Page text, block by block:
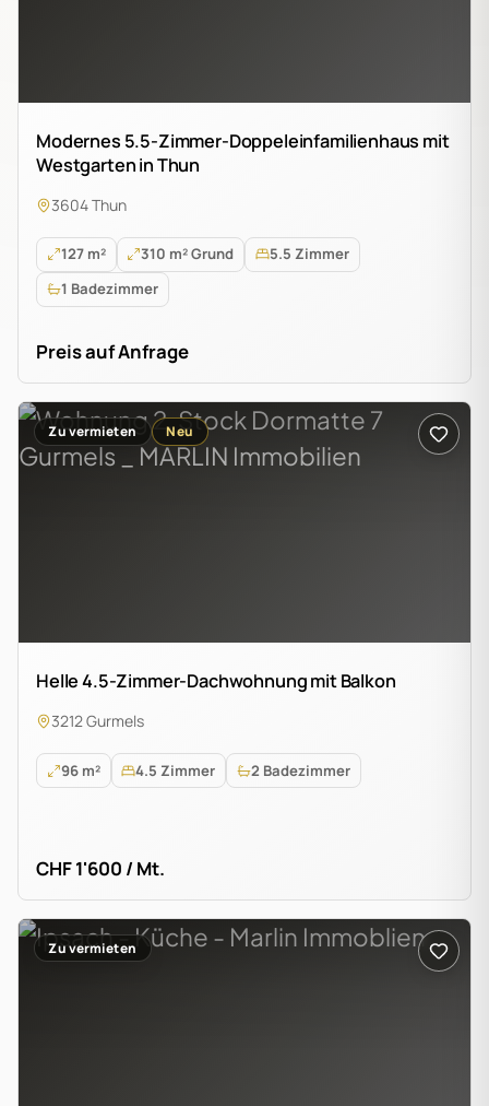
Modernes 5.5-Zimmer-Doppeleinfamilienhaus mit
Westgarten in Thun
3604 Thun
127 m² 310 m² Grund
5.5 Zimmer
1 Badezimmer
Preis auf Anfrage
Zu vermieten Neu
Helle 4.5-Zimmer-Dachwohnung mit Balkon
3212 Gurmels
96 m² 4.5 Zimmer 2 Badezimmer
CHF 1'600 / Mt.
Zu vermieten